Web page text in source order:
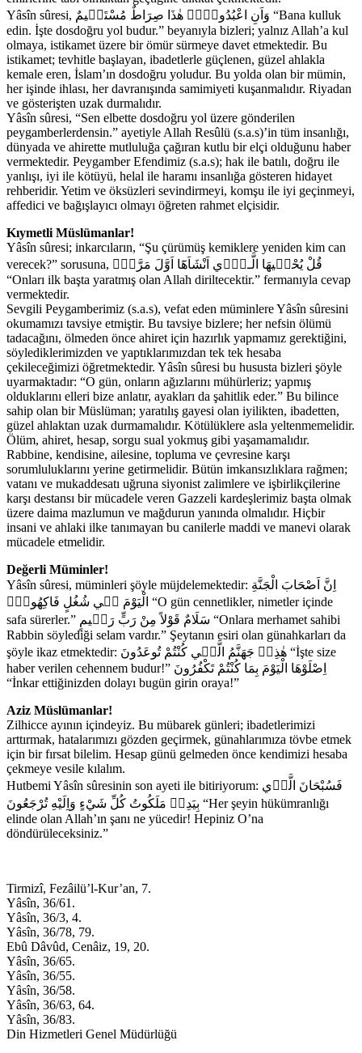
Yâsîn sûresi, وَاَنِ اعْبُدُون۪يۜ هٰذَا صِرَاطٌ مُسْتَق۪يمٌ “Bana kulluk
edin. İşte dosdoğru yol budur.” beyanıyla bizleri; yalnız Allah’a kul
olmaya, istikamet üzere bir ömür sürmeye davet etmektedir. Bu
istikamet; tevhitle başlayan, ibadetlerle güçlenen, güzel ahlakla
kemale eren, İslam’ın dosdoğru yoludur. Bu yolda olan bir mümin,
her işinde ihlası, her davranışında samimiyeti kuşanmalıdır. Riyadan
ve gösterişten uzak durmalıdır.
Yâsîn sûresi, “Sen elbette dosdoğru yol üzere gönderilen
peygamberlerdensin.” ayetiyle Allah Resûlü (s.a.s)’in tüm insanlığı,
dünyada ve ahirette mutluluğa çağıran kutlu bir elçi olduğunu haber
vermektedir. Peygamber Efendimiz (s.a.s); hak ile batılı, doğru ile
yanlışı, iyi ile kötüyü, helal ile haramı insanlığa gösteren hidayet
rehberidir. Yetim ve öksüzleri sevindirmeyi, komşu ile iyi geçinmeyi,
affedici ve bağışlayıcı olmayı öğreten rahmet elçisidir.
Kıymetli Müslümanlar!
Yâsîn sûresi; inkarcıların, “Şu çürümüş kemiklere yeniden kim can
verecek?” sorusuna, قُلْ يُحْي۪يهَا الَّـذ۪ٓي اَنْشَاَهَٓا اَوَّلَ مَرَّةٍۜ
“Onları ilk başta yaratmış olan Allah diriltecektir.” fermanıyla cevap
vermektedir.
Sevgili Peygamberimiz (s.a.s), vefat eden müminlere Yâsîn sûresini
okumamızı tavsiye etmiştir. Bu tavsiye bizlere; her nefsin ölümü
tadacağını, ölmeden önce ahiret için hazırlık yapmamız gerektiğini,
söylediklerimizden ve yaptıklarımızdan tek tek hesaba
çekileceğimizi öğretmektedir. Yâsîn sûresi bu hususta bizleri şöyle
uyarmaktadır: “O gün, onların ağızlarını mühürleriz; yapmış
olduklarını elleri bize anlatır, ayakları da şahitlik eder.” Bu bilince
sahip olan bir Müslüman; yaratılış gayesi olan iyilikten, ibadetten,
güzel ahlaktan uzak durmamalıdır. Kötülüklere asla yeltenmemelidir.
Ölüm, ahiret, hesap, sorgu sual yokmuş gibi yaşamamalıdır.
Rabbine, kendisine, ailesine, topluma ve çevresine karşı
sorumluluklarını yerine getirmelidir. Bütün imkansızlıklara rağmen;
vatanı ve mukaddesatı uğruna siyonist zalimlere ve işbirlikçilerine
karşı destansı bir mücadele veren Gazzeli kardeşlerimiz başta olmak
üzere daima mazlumun ve mağdurun yanında olmalıdır. Hiçbir
insani ve ahlaki ilke tanımayan bu canilerle maddi ve manevi olarak
mücadele etmelidir.
Değerli Müminler!
Yâsîn sûresi, müminleri şöyle müjdelemektedir: اِنَّ اَصْحَابَ الْجَنَّةِ
الْيَوْمَ ف۪ي شُغُلٍ فَاكِهُونَۚ “O gün cennetlikler, nimetler içinde
safa sürerler.” سَلَامٌ قَوْلاً مِنْ رَبٍّ رَح۪يمٍ “Onlara merhamet sahibi
Rabbin söylediği selam vardır.” Şeytanın esiri olan günahkarları da
şöyle ikaz etmektedir: هٰذِه۪ جَهَنَّمُ الَّت۪ي كُنْتُمْ تُوعَدُونَ “İşte size
haber verilen cehennem budur!” اِصْلَوْهَا الْيَوْمَ بِمَا كُنْتُمْ تَكْفُرُونَ
“İnkar ettiğinizden dolayı bugün girin oraya!”
Aziz Müslümanlar!
Zilhicce ayının içindeyiz. Bu mübarek günleri; ibadetlerimizi
arttırmak, hatalarımızı gözden geçirmek, günahlarımıza tövbe etmek
için bir fırsat bilelim. Hesap günü gelmeden önce kendimizi hesaba
çekmeye vesile kılalım.
Hutbemi Yâsîn sûresinin son ayeti ile bitiriyorum: فَسُبْحَانَ الَّذ۪ي
بِيَدِه۪ مَلَكُوتُ كُلِّ شَيْءٍ وَاِلَيْهِ تُرْجَعُونَ “Her şeyin hükümranlığı
elinde olan Allah’ın şanı ne yücedir! Hepiniz O’na
döndürüleceksiniz.”
Tirmizî, Fezâilü’l-Kur’an, 7.
Yâsîn, 36/61.
Yâsîn, 36/3, 4.
Yâsîn, 36/78, 79.
Ebû Dâvûd, Cenâiz, 19, 20.
Yâsîn, 36/65.
Yâsîn, 36/55.
Yâsîn, 36/58.
Yâsîn, 36/63, 64.
Yâsîn, 36/83.
Din Hizmetleri Genel Müdürlüğü